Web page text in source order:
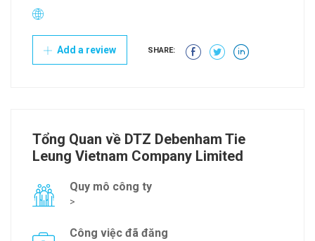
Add a review SHARE:
Tổng Quan về DTZ Debenham Tie
Leung Vietnam Company Limited
Quy mô công ty
>
Công việc đã đăng